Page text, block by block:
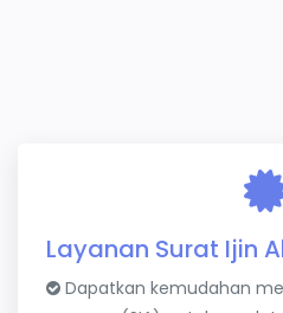
Layanan Surat Ijin
Dapatkan kemudahan